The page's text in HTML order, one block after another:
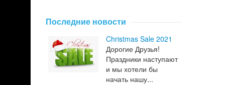
Последние новости
Christmas Sale 2021
Дорогие Друзья!
Праздники наступают
и мы хотели бы
начать нашу...